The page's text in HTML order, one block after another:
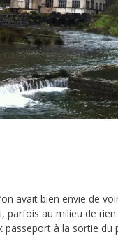
avait bien envie de
parfois au milieu de rien.
à la sortie